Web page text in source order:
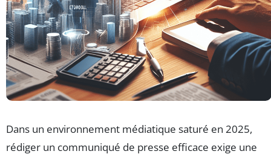
Dans un environnement médiatique saturé en 2025,
rédiger un communiqué de presse efficace exige une